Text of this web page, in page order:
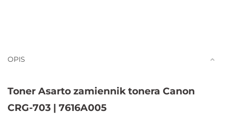
OPIS
Toner Asarto zamiennik tonera Canon
CRG-703 | 7616A005